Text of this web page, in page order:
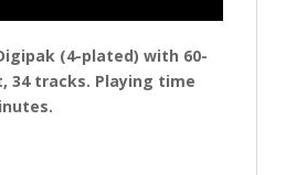
(4-plated) with 60-
34 tracks. Playing time